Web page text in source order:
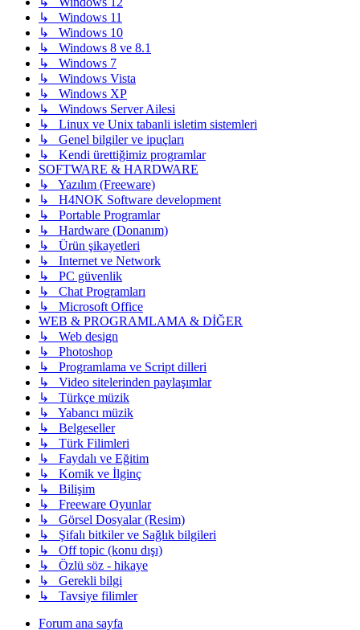
↳ Windows 11
↳ Windows 10
↳ Windows 8 ve 8.1
↳ Windows 7
↳ Windows Vista
↳ Windows XP
↳ Windows Server Ailesi
↳ Linux ve Unix tabanli isletim sistemleri
↳ Genel bilgiler ve ipuçları
↳ Kendi ürettiğimiz programlar
SOFTWARE & HARDWARE
↳ Yazılım (Freeware)
↳ H4NOK Software development
↳ Portable Programlar
↳ Hardware (Donanım)
↳ Ürün şikayetleri
↳ Internet ve Network
↳ PC güvenlik
↳ Chat Programları
↳ Microsoft Office
WEB & PROGRAMLAMA & DİĞER
↳ Web design
↳ Photoshop
↳ Programlama ve Script dilleri
↳ Video sitelerinden paylaşımlar
↳ Türkçe müzik
↳ Yabancı müzik
↳ Belgeseller
↳ Türk Filimleri
↳ Faydalı ve Eğitim
↳ Komik ve İlginç
↳ Bilişim
↳ Freeware Oyunlar
↳ Görsel Dosyalar (Resim)
↳ Şifalı bitkiler ve Sağlık bilgileri
↳ Off topic (konu dışı)
↳ Özlü söz - hikaye
↳ Gerekli bilgi
↳ Tavsiye filimler
Forum ana sayfa